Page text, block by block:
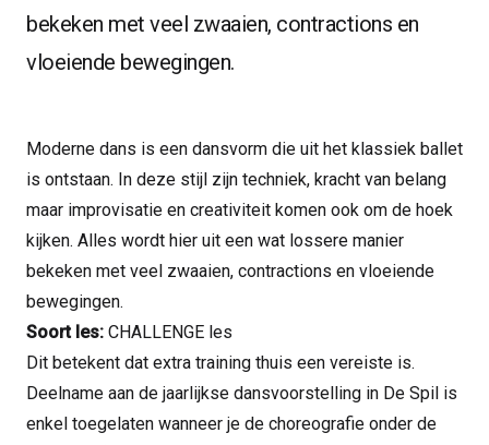
bekeken met veel zwaaien, contractions en
vloeiende bewegingen.
Moderne dans is een dansvorm die uit het klassiek ballet
is ontstaan. In deze stijl zijn techniek, kracht van belang
maar improvisatie en creativiteit komen ook om de hoek
kijken. Alles wordt hier uit een wat lossere manier
bekeken met veel zwaaien, contractions en vloeiende
bewegingen.
Soort les: CHALLENGE les
Dit betekent dat extra training thuis een vereiste is.
Deelname aan de jaarlijkse dansvoorstelling in De Spil is
enkel toegelaten wanneer je de choreografie onder de